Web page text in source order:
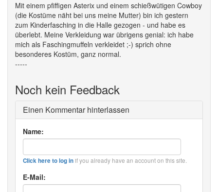
Mit einem pfiffigen Asterix und einem schießwütigen Cowboy
(die Kostüme näht bei uns meine Mutter) bin ich gestern
zum Kinderfasching in die Halle gezogen - und habe es
überlebt. Meine Verkleidung war übrigens genial: ich habe
mich als Faschingmuffeln verkleidet ;-) sprich ohne
besonderes Kostüm, ganz normal.
-----
Noch kein Feedback
Einen Kommentar hinterlassen
Name:
Click here to log inif you already have an account on this site.
E-Mail: